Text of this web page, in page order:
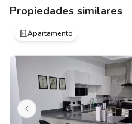
Propiedades similares
Apartamento